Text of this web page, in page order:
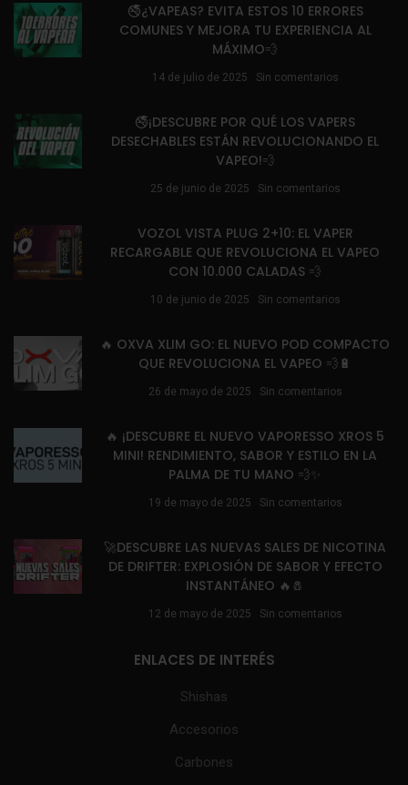
🚭¿VAPEAS? EVITA ESTOS 10 ERRORES
COMUNES Y MEJORA TU EXPERIENCIA AL
MÁXIMO💨
14 de julio de 2025 Sin comentarios
🚭¡DESCUBRE POR QUÉ LOS VAPERS
DESECHABLES ESTÁN REVOLUCIONANDO EL
VAPEO!💨
25 de junio de 2025 Sin comentarios
VOZOL VISTA PLUG 2+10: EL VAPER
RECARGABLE QUE REVOLUCIONA EL VAPEO
CON 10.000 CALADAS 💨
10 de junio de 2025 Sin comentarios
🔥 OXVA XLIM GO: EL NUEVO POD COMPACTO
QUE REVOLUCIONA EL VAPEO 💨🔋
26 de mayo de 2025 Sin comentarios
🔥 ¡DESCUBRE EL NUEVO VAPORESSO XROS 5
MINI! RENDIMIENTO, SABOR Y ESTILO EN LA
PALMA DE TU MANO 💨✨
19 de mayo de 2025 Sin comentarios
🚀DESCUBRE LAS NUEVAS SALES DE NICOTINA
DE DRIFTER: EXPLOSIÓN DE SABOR Y EFECTO
INSTANTÁNEO 🔥🧂
12 de mayo de 2025 Sin comentarios
ENLACES DE INTERÉS
Shishas
Accesorios
Carbones